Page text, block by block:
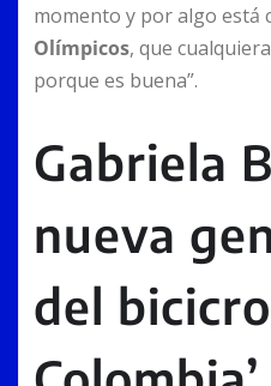
momento y por algo está
Olímpicos, que
porque es buena”.
Gabriela
nueva
del